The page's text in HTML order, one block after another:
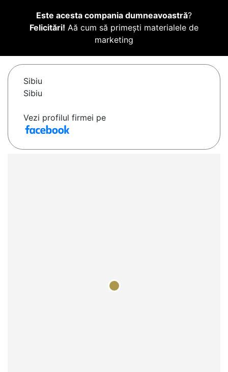
Este acesta compania dumneavoastră?
Felicitări! Aă cum să primești materialele de
marketing
Sibiu
Sibiu
Vezi profilul firmei pe